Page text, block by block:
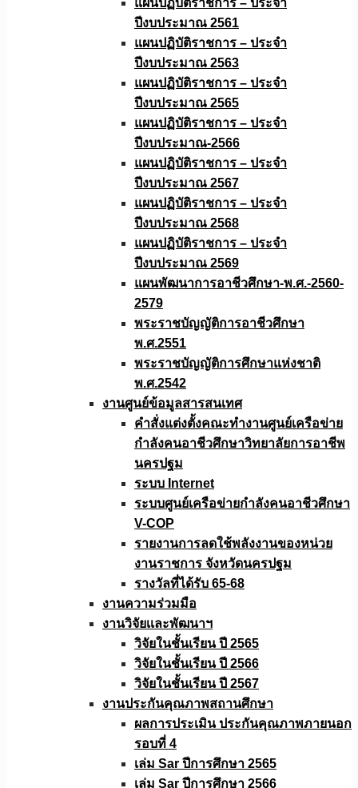
แผนปฏิบัติราชการ – ประจำ
ปีงบประมาณ 2561
แผนปฏิบัติราชการ – ประจำ
ปีงบประมาณ 2563
แผนปฏิบัติราชการ – ประจำ
ปีงบประมาณ 2565
แผนปฏิบัติราชการ – ประจำ
ปีงบประมาณ-2566
แผนปฏิบัติราชการ – ประจำ
ปีงบประมาณ 2567
แผนปฏิบัติราชการ – ประจำ
ปีงบประมาณ 2568
แผนปฏิบัติราชการ – ประจำ
ปีงบประมาณ 2569
แผนพัฒนาการอาชีวศึกษา-พ.ศ.-2560-
2579
พระราชบัญญัติการอาชีวศึกษา
พ.ศ.2551
พระราชบัญญัติการศึกษาแห่งชาติ
พ.ศ.2542
งานศูนย์ข้อมูลสารสนเทศ
คำสั่งแต่งตั้งคณะทำงานศูนย์เครือข่าย
กำลังคนอาชีวศึกษาวิทยาลัยการอาชีพ
นครปฐม
ระบบ Internet
ระบบศูนย์เครือข่ายกำลังคนอาชีวศึกษา
V-COP
รายงานการลดใช้พลังงานของหน่วย
งานราชการ จังหวัดนครปฐม
รางวัลที่ได้รับ 65-68
งานความร่วมมือ
งานวิจัยเเละพัฒนาฯ
วิจัยในชั้นเรียน ปี 2565
วิจัยในชั้นเรียน ปี 2566
วิจัยในชั้นเรียน ปี 2567
งานประกันคุณภาพสถานศึกษา
ผลการประเมิน ประกันคุณภาพภายนอก
รอบที่ 4
เล่ม Sar ปีการศึกษา 2565
เล่ม Sar ปีการศึกษา 2566